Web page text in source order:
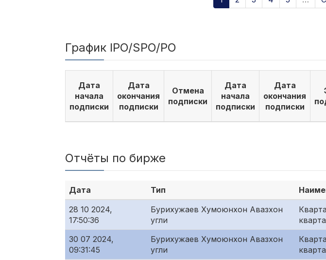
График IPO/SPO/PO
Дата
начала
подписки
Дата
окончания
подписки
Отмена
подписки
Дата
начала
подписки
Дата
окончания
подписки
Отчёты по бирже
Дата Тип
28 10 2024,
17:50:36
Бурихужаев Хумоюнхон Авазхон
угли
30 07 2024,
09:31:45
Бурихужаев Хумоюнхон Авазхон
угли